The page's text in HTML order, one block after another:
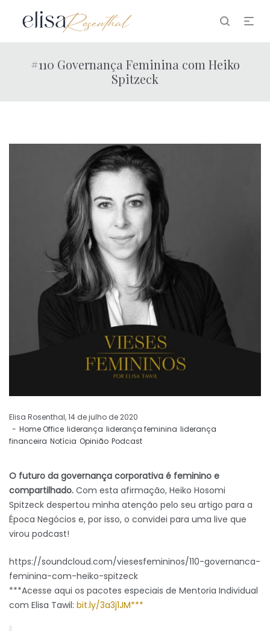
#110 Governança Feminina com Heiko
Spitzeck
by
Elisa Rosenthal 14 de julho de 2020
Home Office liderança liderança feminina liderança
financeira Notícia Opinião Podcast
O futuro da governança corporativa é feminino e
compartilhado. Com esta afirmação, Heiko Hosomi
Spitzeck despertou minha atenção pelo seu artigo para a
Época Negócios e, por isso, o convidei para uma live que
virou podcast!
https://soundcloud.com/viesesfemininos/110-governanca-
feminina-com-heiko-spitzeck
***Acesse aqui os pacotes especiais de Mentoria Individual
com Elisa Tawil: bit.ly/3a3j1JM***